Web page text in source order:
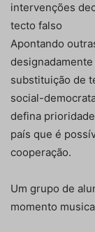
intervenções
tecto falso
Apontando
substituição de
social-
defina
país que é
cooperação.
Um grupo de
momento